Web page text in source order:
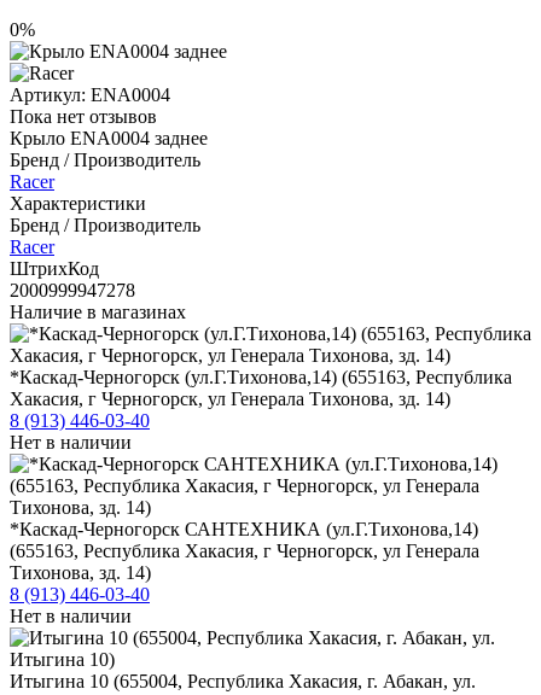
0%
Артикул: ENA0004
Пока нет отзывов
Крыло ENA0004 заднее
Бренд / Производитель
Racer
Характеристики
Бренд / Производитель
Racer
ШтрихКод
2000999947278
Наличие в магазинах
*Каскад-Черногорск (ул.Г.Тихонова,14) (655163, Республика
Хакасия, г Черногорск, ул Генерала Тихонова, зд. 14)
8 (913) 446-03-40
Нет в наличии
*Каскад-Черногорск САНТЕХНИКА (ул.Г.Тихонова,14)
(655163, Республика Хакасия, г Черногорск, ул Генерала
Тихонова, зд. 14)
8 (913) 446-03-40
Нет в наличии
Итыгина 10 (655004, Республика Хакасия, г. Абакан, ул.